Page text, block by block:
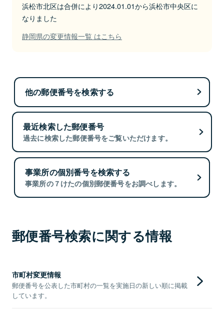
浜松市北区は合併により2024.01.01から浜松市中央区に
なりました
静岡県の変更情報一覧 はこちら
他の郵便番号を検索する
最近検索した郵便番号
過去に検索した郵便番号をご覧いただけます。
事業所の個別番号を検索する
事業所の７けたの個別郵便番号をお調べします。
郵便番号検索に関する情報
市町村変更情報
郵便番号を公表した市町村の一覧を実施日の新しい順に掲載
しています。